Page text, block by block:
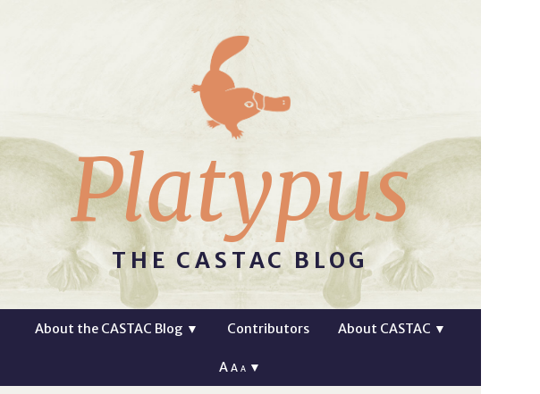
Platypus
THE CASTAC BLOG
About the CASTAC Blog ▼ Contributors About CASTAC ▼
AA A ▼